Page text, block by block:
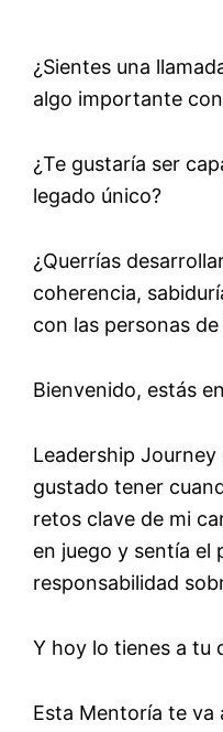
¿Sientes una
algo importante
¿Te gustaría ser
legado único?
¿Querrías
coherencia,
con las personas
Bienvenido, estás
Leadership Journey
gustado tener
retos clave de mi
en juego y sentía el
responsabilidad
Y hoy lo tienes a tu
Esta Mentoría te